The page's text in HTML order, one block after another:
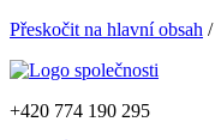
Přeskočit na hlavní obsah /
+420 774 190 295